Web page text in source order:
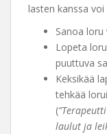
lasten kanssa
Sanoa
Lopeta
puuttuva
Keksikää
tehkää
(
laulut ja